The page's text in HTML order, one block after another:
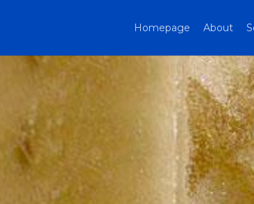
Homepage About